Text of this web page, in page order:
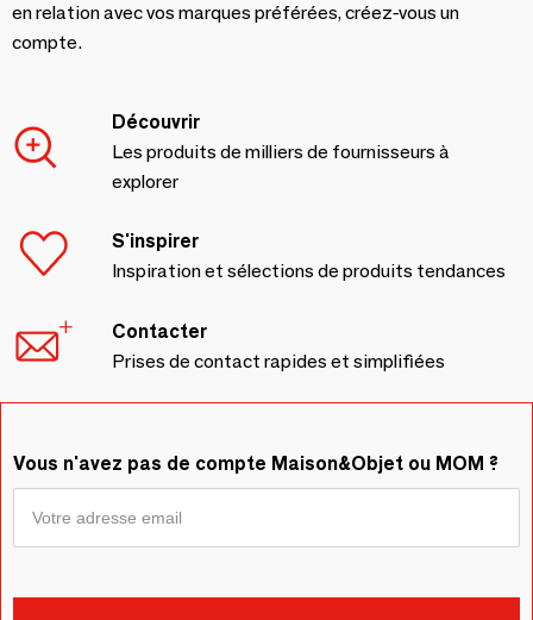
en relation avec vos marques préférées, créez-vous un
compte.
Découvrir
Les produits de milliers de fournisseurs à
explorer
S'inspirer
Inspiration et sélections de produits tendances
Contacter
Prises de contact rapides et simplifiées
Vous n'avez pas de compte Maison&Objet ou MOM ?